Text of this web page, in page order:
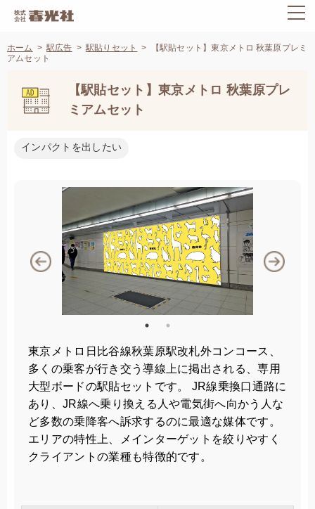
ホーム 駅広告 駅貼りセット
【駅貼セット】東京メトロ 秋葉原プレミ
アムセット
【駅貼セット】東京メトロ 秋葉原プレ
ミアムセット
インパクトを出したい
東京メトロ日比谷線秋葉原駅改札外コンコース、
多くの乗客が行き交う導線上に掲出される、専用
大型ボードの駅貼セットです。 JR線乗換口通路に
あり、JR線へ乗り換える人や電気街へ向かう人な
ど多数の乗降客へ訴求するのに最適な媒体です。
エリアの特性上、メインターゲットを絞りやすく
クライアントの業種も特徴的です。